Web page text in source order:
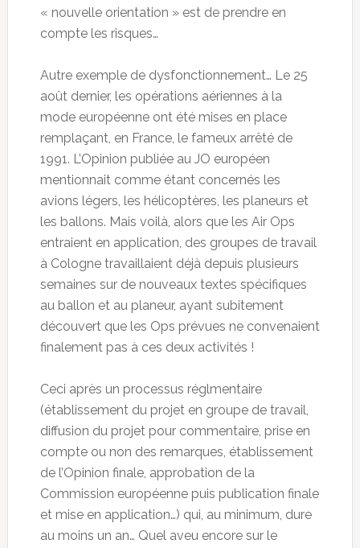
« nouvelle orientation » est de prendre en
compte les risques…
Autre exemple de dysfonctionnement… Le 25
août dernier, les opérations aériennes à la
mode européenne ont été mises en place
remplaçant, en France, le fameux arrêté de
1991. L’Opinion publiée au JO européen
mentionnait comme étant concernés les
avions légers, les hélicoptères, les planeurs et
les ballons. Mais voilà, alors que les Air Ops
entraient en application, des groupes de travail
à Cologne travaillaient déjà depuis plusieurs
semaines sur de nouveaux textes spécifiques
au ballon et au planeur, ayant subitement
découvert que les Ops prévues ne convenaient
finalement pas à ces deux activités !
Ceci après un processus réglmentaire
(établissement du projet en groupe de travail,
diffusion du projet pour commentaire, prise en
compte ou non des remarques, établissement
de l’Opinion finale, approbation de la
Commission européenne puis publication finale
et mise en application…) qui, au minimum, dure
au moins un an… Quel aveu encore sur le